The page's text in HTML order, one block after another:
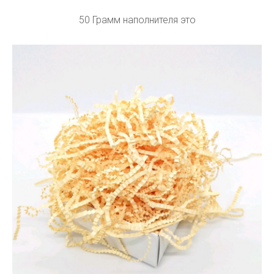
50 Грамм наполнителя это